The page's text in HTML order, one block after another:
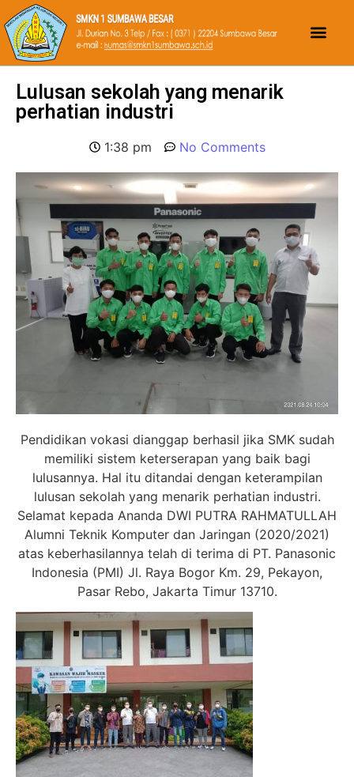
Lulusan sekolah yang menarik
perhatian industri
1:38 pm No Comments
Pendidikan vokasi dianggap berhasil jika SMK sudah
memiliki sistem keterserapan yang baik bagi
lulusannya. Hal itu ditandai dengan keterampilan
lulusan sekolah yang menarik perhatian industri.
Selamat kepada Ananda DWI PUTRA RAHMATULLAH
Alumni Teknik Komputer dan Jaringan (2020/2021)
atas keberhasilannya telah di terima di PT. Panasonic
Indonesia (PMI) Jl. Raya Bogor Km. 29, Pekayon,
Pasar Rebo, Jakarta Timur 13710.